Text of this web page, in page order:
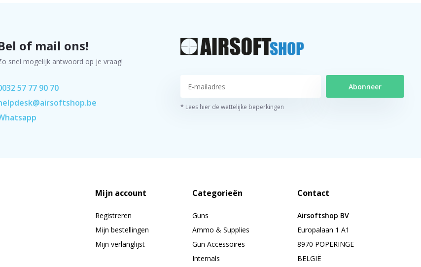
of mail ons!
snel mogelijk antwoord op je vraag!
57 77 90 70
Abonneer
* Lees hier de wettelijke beperkingen
Mijn account
Registreren
Mijn bestellingen
Mijn verlanglijst
Categorieën
Guns
Ammo & Supplies
Gun Accessoires
Internals
Contact
Airsoftshop BV
Europalaan 1 A1
8970 POPERINGE
BELGIË